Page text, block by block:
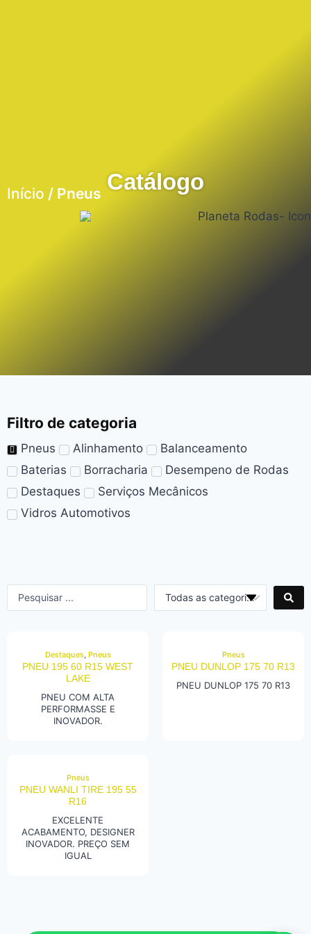
Catálogo
Início / Pneus
Filtro de categoria
Pneus Alinhamento
Balanceamento
Baterias
Borracharia
Desempeno de Rodas
Destaques
Serviços Mecânicos
Vidros Automotivos
Destaques, Pneus
PNEU 195 60 R15 WEST
LAKE
PNEU COM ALTA
PERFORMASSE E
INOVADOR.
Pneus
PNEU DUNLOP 175 70 R13
PNEU DUNLOP 175 70 R13
Pneus
PNEU WANLI TIRE 195 55
R16
EXCELENTE
ACABAMENTO, DESIGNER
INOVADOR. PREÇO SEM
IGUAL